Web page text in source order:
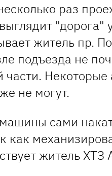
раз
"дорога"
житель пр.
подъезда не
части. Некоторые
не могут.
сами
как
житель ХТЗ